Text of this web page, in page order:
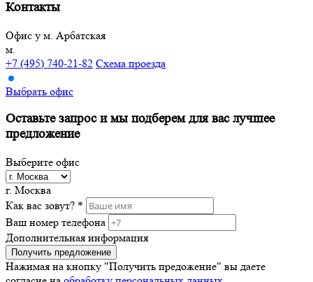
Контакты
Офис у м. Арбатская
м.
+7 (495) 740-21-82 Схема проезда
Выбрать офис
Оставьте запрос и мы подберемдля вас лучшее
предложение
Выберите офис
г. Москва
Как вас зовут? *
Ваш номер телефона
Дополнительная информация
Получить предложение
Нажимая на кнопку "Получить предожение" вы даете